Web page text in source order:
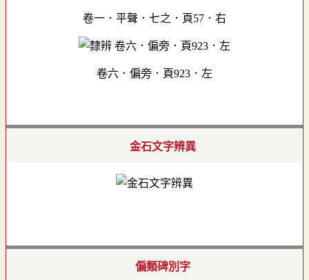
卷一．平聲．七之．頁57．右
卷六．偏旁．頁923．左
金石文字辨異
偏類碑別字